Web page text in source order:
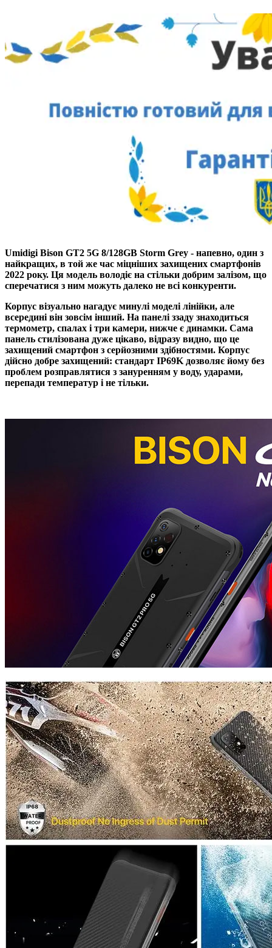
Umidigi Bison GT2 5G 8/128GB Storm Grey - напевно, один з
найкращих, в той же час міцніших захищених смартфонів
2022 року. Ця модель володіє на стільки добрим залізом, що
сперечатися з ним можуть далеко не всі конкуренти.
Корпус візуально нагадує минулі моделі лінійки, але
всередині він зовсім інший. На панелі ззаду знаходиться
термометр, спалах і три камери, нижче є динамки. Сама
панель стилізована дуже цікаво, відразу видно, що це
захищений смартфон з серйозними здібностями. Корпус
дійсно добре захищений: стандарт IP69K дозволяє йому без
проблем розправлятися з зануренням у воду, ударами,
перепади температур і не тільки.